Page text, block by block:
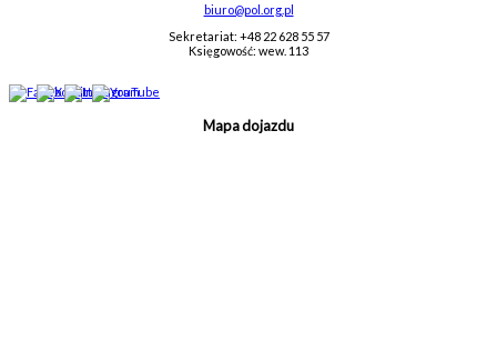
biuro@pol.org.pl
Sekretariat: +48 22 628 55 57
Księgowość: wew. 113
Mapa dojazdu